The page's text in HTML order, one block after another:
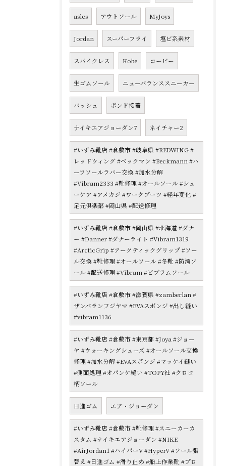
asics アウトソール MyJoys
Jordan スーパーフライ 塩ビ系素材
スパイクレス Kobe コービー
生ゴムソール ニューバランススニーカー
バッシュ ボンド接着
ナイキエアジョーダン7 ネイチャー2
#いずみ靴店 #倉敷市 #岐阜県 #REDWING #
レッドウィング #ベックマン #Beckmann #ハ
ーフソールラバー交換 #加水分解
#Vibram2333 #靴修理 #オールソール #シュ
ーケア #アメカジ #ワークブーツ #経年変化 #
足元倶楽部 #岡山県 #配送修理
#いずみ靴店 #倉敷市 #岡山県 #北海道 #ダナ
ー #Danner #ダナーライト #Vibram1319
#ArcticGrip #アークティックグリップ #ソー
ル交換 #靴修理 #オールソール #冬靴 #防滑ソ
ール #配送修理 #Vibram #ビブラムソール
#いずみ靴店 #倉敷市 #滋賀県 #zamberlan #
ザンバランフジヤマ #EVAスポンジ #出し縫い
#vibram1136
#いずみ靴店 #倉敷市 #東京都 #Joya #ジョー
ヤ #ウォーキングシューズ #オールソール交換
修理 #加水分解 #EVAスポンジ #マッケイ縫い
#側面処理 #オパンケ縫い #TOPY社 #クロコ
柄ソール
日進ゴム エア・ジョーダン
#いずみ靴店 #倉敷市 #靴修理 #スニーカーカ
スタム #ナイキエアジョーダン #NIKE
#AirJordan1 #ハイパーV #HyperV #ソール張
替え #日進ゴム #滑り止め #船上作業靴 #プロ